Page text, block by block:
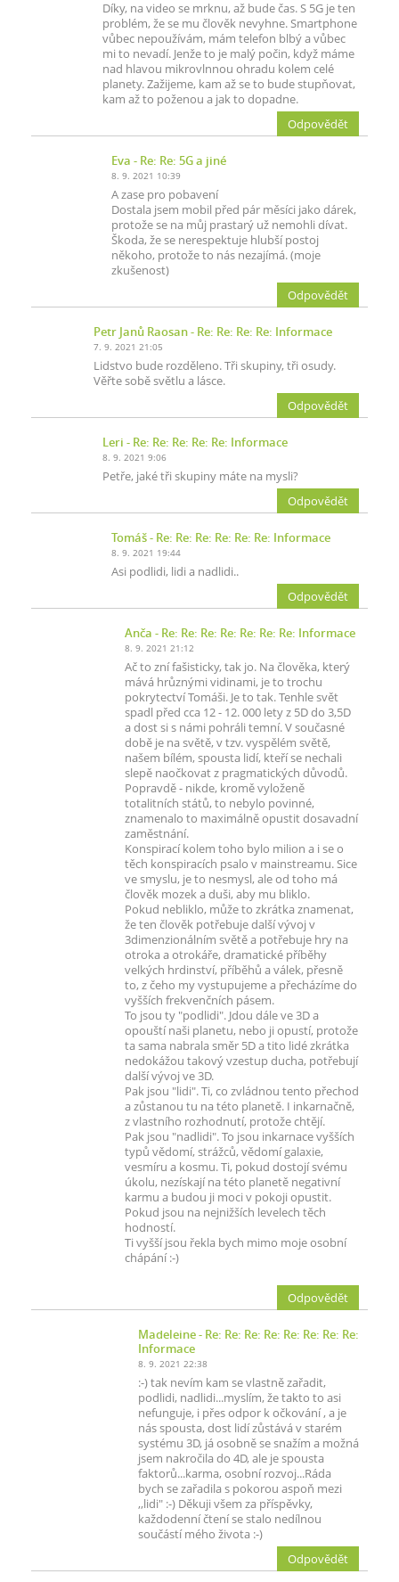
Díky, na video se mrknu, až bude čas. S 5G je ten
problém, že se mu člověk nevyhne. Smartphone
vůbec nepoužívám, mám telefon blbý a vůbec
mi to nevadí. Jenže to je malý počin, když máme
nad hlavou mikrovlnnou ohradu kolem celé
planety. Zažijeme, kam až se to bude stupňovat,
kam až to poženou a jak to dopadne.
Odpovědět
Eva - Re: Re: 5G a jiné
8. 9. 2021 10:39
A zase pro pobavení
Dostala jsem mobil před pár měsíci jako dárek,
protože se na můj prastarý už nemohli dívat.
Škoda, že se nerespektuje hlubší postoj
někoho, protože to nás nezajímá. (moje
zkušenost)
Odpovědět
Petr Janů Raosan- Re: Re: Re: Re: Informace
7. 9. 2021 21:05
Lidstvo bude rozděleno. Tři skupiny, tři osudy.
Věřte sobě světlu a lásce.
Odpovědět
Leri - Re: Re: Re: Re: Re: Informace
8. 9. 2021 9:06
Petře, jaké tři skupiny máte na mysli?
Odpovědět
Tomáš- Re: Re: Re: Re: Re: Re: Informace
8. 9. 2021 19:44
Asi podlidi, lidi a nadlidi..
Odpovědět
Anča - Re: Re: Re: Re: Re: Re: Re: Informace
8. 9. 2021 21:12
Ač to zní fašisticky, tak jo. Na člověka, který
mává hrůznými vidinami, je to trochu
pokrytectví Tomáši. Je to tak. Tenhle svět
spadl před cca 12 - 12. 000 lety z 5D do 3,5D
a dost si s námi pohráli temní. V současné
době je na světě, v tzv. vyspělém světě,
našem bílém, spousta lidí, kteří se nechali
slepě naočkovat z pragmatických důvodů.
Popravdě - nikde, kromě vyloženě
totalitních států, to nebylo povinné,
znamenalo to maximálně opustit dosavadní
zaměstnání.
Konspirací kolem toho bylo milion a i se o
těch konspiracích psalo v mainstreamu. Sice
ve smyslu, je to nesmysl, ale od toho má
člověk mozek a duši, aby mu bliklo.
Pokud nebliklo, může to zkrátka znamenat,
že ten člověk potřebuje další vývoj v
3dimenzionálním světě a potřebuje hry na
otroka a otrokáře, dramatické příběhy
velkých hrdinství, příběhů a válek, přesně
to, z čeho my vystupujeme a přecházíme do
vyšších frekvenčních pásem.
To jsou ty "podlidi". Jdou dále ve 3D a
opouští naši planetu, nebo ji opustí, protože
ta sama nabrala směr 5D a tito lidé zkrátka
nedokážou takový vzestup ducha, potřebují
další vývoj ve 3D.
Pak jsou "lidi". Ti, co zvládnou tento přechod
a zůstanou tu na této planetě. I inkarnačně,
z vlastního rozhodnutí, protože chtějí.
Pak jsou "nadlidi". To jsou inkarnace vyšších
typů vědomí, strážců, vědomí galaxie,
vesmíru a kosmu. Ti, pokud dostojí svému
úkolu, nezískají na této planetě negativní
karmu a budou ji moci v pokoji opustit.
Pokud jsou na nejnižších levelech těch
hodností.
Ti vyšší jsou řekla bych mimo moje osobní
chápání :-)
Odpovědět
Madeleine- Re: Re: Re: Re: Re: Re: Re: Re:
Informace
8. 9. 2021 22:38
:-) tak nevím kam se vlastně zařadit,
podlidi, nadlidi...myslím, že takto to asi
nefunguje, i přes odpor k očkování , a je
nás spousta, dost lidí zůstává v starém
systému 3D, já osobně se snažím a možná
jsem nakročila do 4D, ale je spousta
faktorů...karma, osobní rozvoj...Ráda
bych se zařadila s pokorou aspoň mezi
,,lidi" :-) Děkuji všem za příspěvky,
každodenní čtení se stalo nedílnou
součástí mého života :-)
Odpovědět